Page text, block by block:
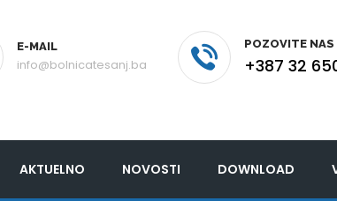
E-MAIL
info@bolnicatesanj.ba
POZOVITE NAS
+387 32
AKTUELNO NOVOSTI DOWNLOAD